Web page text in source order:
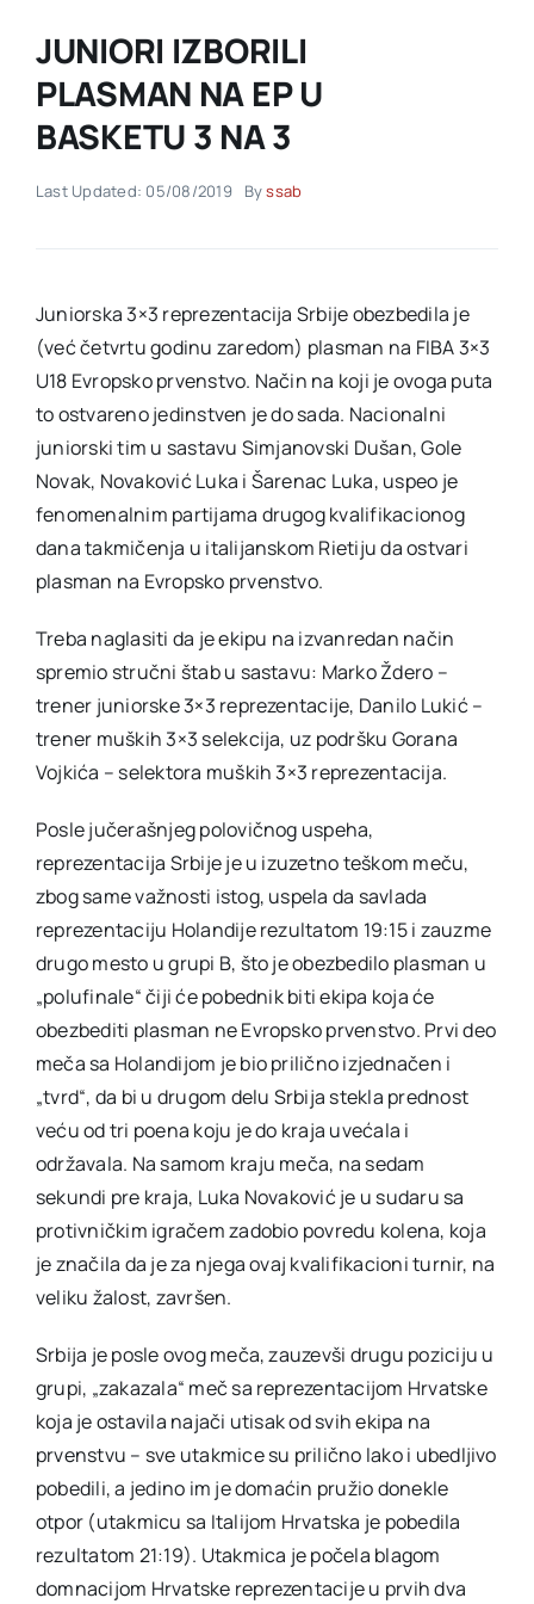
Akti SSAB
Kontakt
JUNIORI IZBORILI
PLASMAN NA EP U
BASKETU 3 NA 3
Last Updated: 05/08/2019 Byssab
Juniorska 3×3 reprezentacija Srbije obezbedila je
(već četvrtu godinu zaredom) plasman na FIBA 3×3
U18 Evropsko prvenstvo. Način na koji je ovoga puta
to ostvareno jedinstven je do sada. Nacionalni
juniorski tim u sastavu Simjanovski Dušan, Gole
Novak, Novaković Luka i Šarenac Luka, uspeo je
fenomenalnim partijama drugog kvalifikacionog
dana takmičenja u italijanskom Rietiju da ostvari
plasman na Evropsko prvenstvo.
Treba naglasiti da je ekipu na izvanredan način
spremio stručni štab u sastavu: Marko Ždero –
trener juniorske 3×3 reprezentacije, Danilo Lukić –
trener muških 3×3 selekcija, uz podršku Gorana
Vojkića – selektora muških 3×3 reprezentacija.
Posle jučerašnjeg polovičnog uspeha,
reprezentacija Srbije je u izuzetno teškom meču,
zbog same važnosti istog, uspela da savlada
reprezentaciju Holandije rezultatom 19:15 i zauzme
drugo mesto u grupi B, što je obezbedilo plasman u
„polufinale“ čiji će pobednik biti ekipa koja će
obezbediti plasman ne Evropsko prvenstvo. Prvi deo
meča sa Holandijom je bio prilično izjednačen i
„tvrd“, da bi u drugom delu Srbija stekla prednost
veću od tri poena koju je do kraja uvećala i
održavala. Na samom kraju meča, na sedam
sekundi pre kraja, Luka Novaković je u sudaru sa
protivničkim igračem zadobio povredu kolena, koja
je značila da je za njega ovaj kvalifikacioni turnir, na
veliku žalost, završen.
Srbija je posle ovog meča, zauzevši drugu poziciju u
grupi, „zakazala“ meč sa reprezentacijom Hrvatske
koja je ostavila najači utisak od svih ekipa na
prvenstvu – sve utakmice su prilično lako i ubedljivo
pobedili, a jedino im je domaćin pružio donekle
otpor (utakmicu sa Italijom Hrvatska je pobedila
rezultatom 21:19). Utakmica je počela blagom
domnacijom Hrvatske reprezentacije u prvih dva